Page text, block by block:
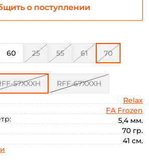
60 25 55 61
70
57XXXH
RFF-67XXXH
Relax
FA Frozen
5,4 мм.
70 гр.
41 см.
о поступлении